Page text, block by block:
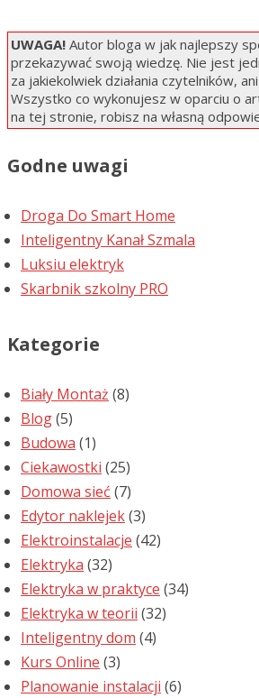
UWAGA! Autor bloga w jak najlepszy
przekazywać swoją wiedzę. Nie jest
za jakiekolwiek działania czytelników,
Wszystko co wykonujesz w oparciu o
na tej stronie, robisz na własną
Godne uwagi
Droga Do Smart Home
Inteligentny Kanał Szmala
Luksiu elektryk
Skarbnik szkolny PRO
Kategorie
Biały Montaż (8)
Blog(5)
Budowa (1)
Ciekawostki (25)
Domowa sieć (7)
Edytor naklejek(3)
Elektroinstalacje (42)
Elektryka (32)
Elektryka w praktyce (34)
Elektryka w teorii (32)
Inteligentny dom (4)
Kurs Online (3)
Planowanie instalacji (6)